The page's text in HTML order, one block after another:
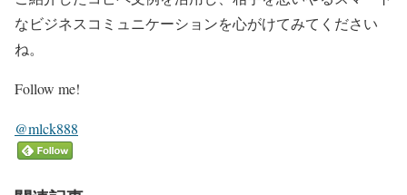
なビジネスコミュニケーションを心がけてみてください
ね。
Follow me!
@mlck888